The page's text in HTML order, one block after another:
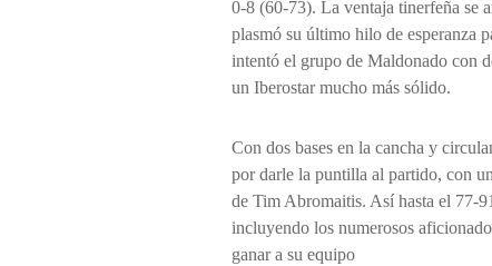
0-8 (60-73). La ventaja tinerfeña se
plasmó su último hilo de esperanza
intentó el grupo de Maldonado con
un Iberostar mucho más sólido.
Con dos bases en la cancha y
por darle la puntilla al partido, con
de Tim Abromaitis. Así hasta el 77-
incluyendo los numerosos
ganar a su equipo